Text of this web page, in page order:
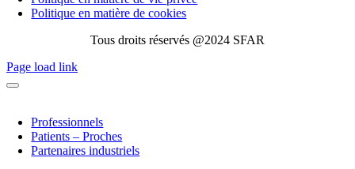
Politique en matière de cookies
Tous droits réservés @2024 SFAR
Page load link
Professionnels
Patients – Proches
Partenaires industriels